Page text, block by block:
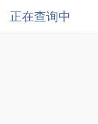
正在查询中